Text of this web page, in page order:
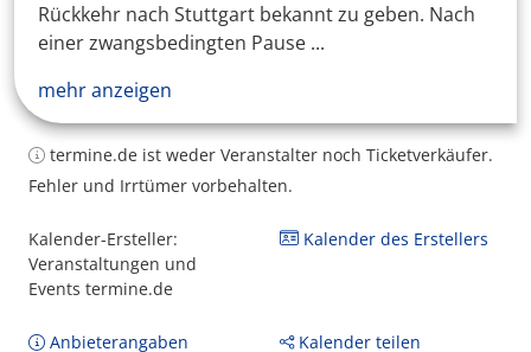
Rückkehr nach Stuttgart bekannt zu geben. Nach
einer zwangsbedingten Pause ...
mehr anzeigen
termine.de ist weder Veranstalter noch Ticketverkäufer.
Fehler und Irrtümer vorbehalten.
Kalender-Ersteller:
Veranstaltungen und
Events termine.de
Kalender des Erstellers
Anbieterangaben Kalender teilen